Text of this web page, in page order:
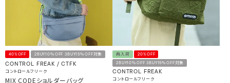
40%OFF 2BUY10％OFF 3BUY15％OFF対象
CONTROL FREAK / CTFK
コントロールフリーク
MIX CODEショルダーバッグ
再入荷 20%OFF
2BUY10％OFF 3BUY15％OFF対象
CONTROL FREAK
コントロールフリーク